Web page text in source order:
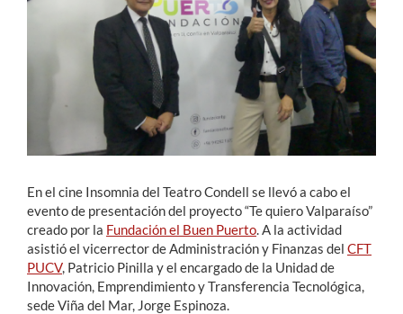
En el cine Insomnia del Teatro Condell se llevó a cabo el
evento de presentación del proyecto “Te quiero Valparaíso”
creado por la Fundación el Buen Puerto . A la actividad
asistió el vicerrector de Administración y Finanzas del CFT
PUCV, Patricio Pinilla y el encargado de la Unidad de
Innovación, Emprendimiento y Transferencia Tecnológica,
sede Viña del Mar, Jorge Espinoza.